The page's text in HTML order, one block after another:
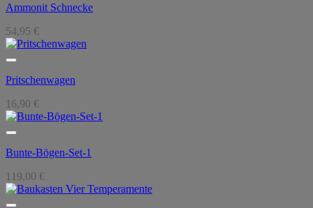
Ammonit Schnecke
54,95 €
Pritschenwagen
16,90 €
Bunte-Bögen-Set-1
119,00 €